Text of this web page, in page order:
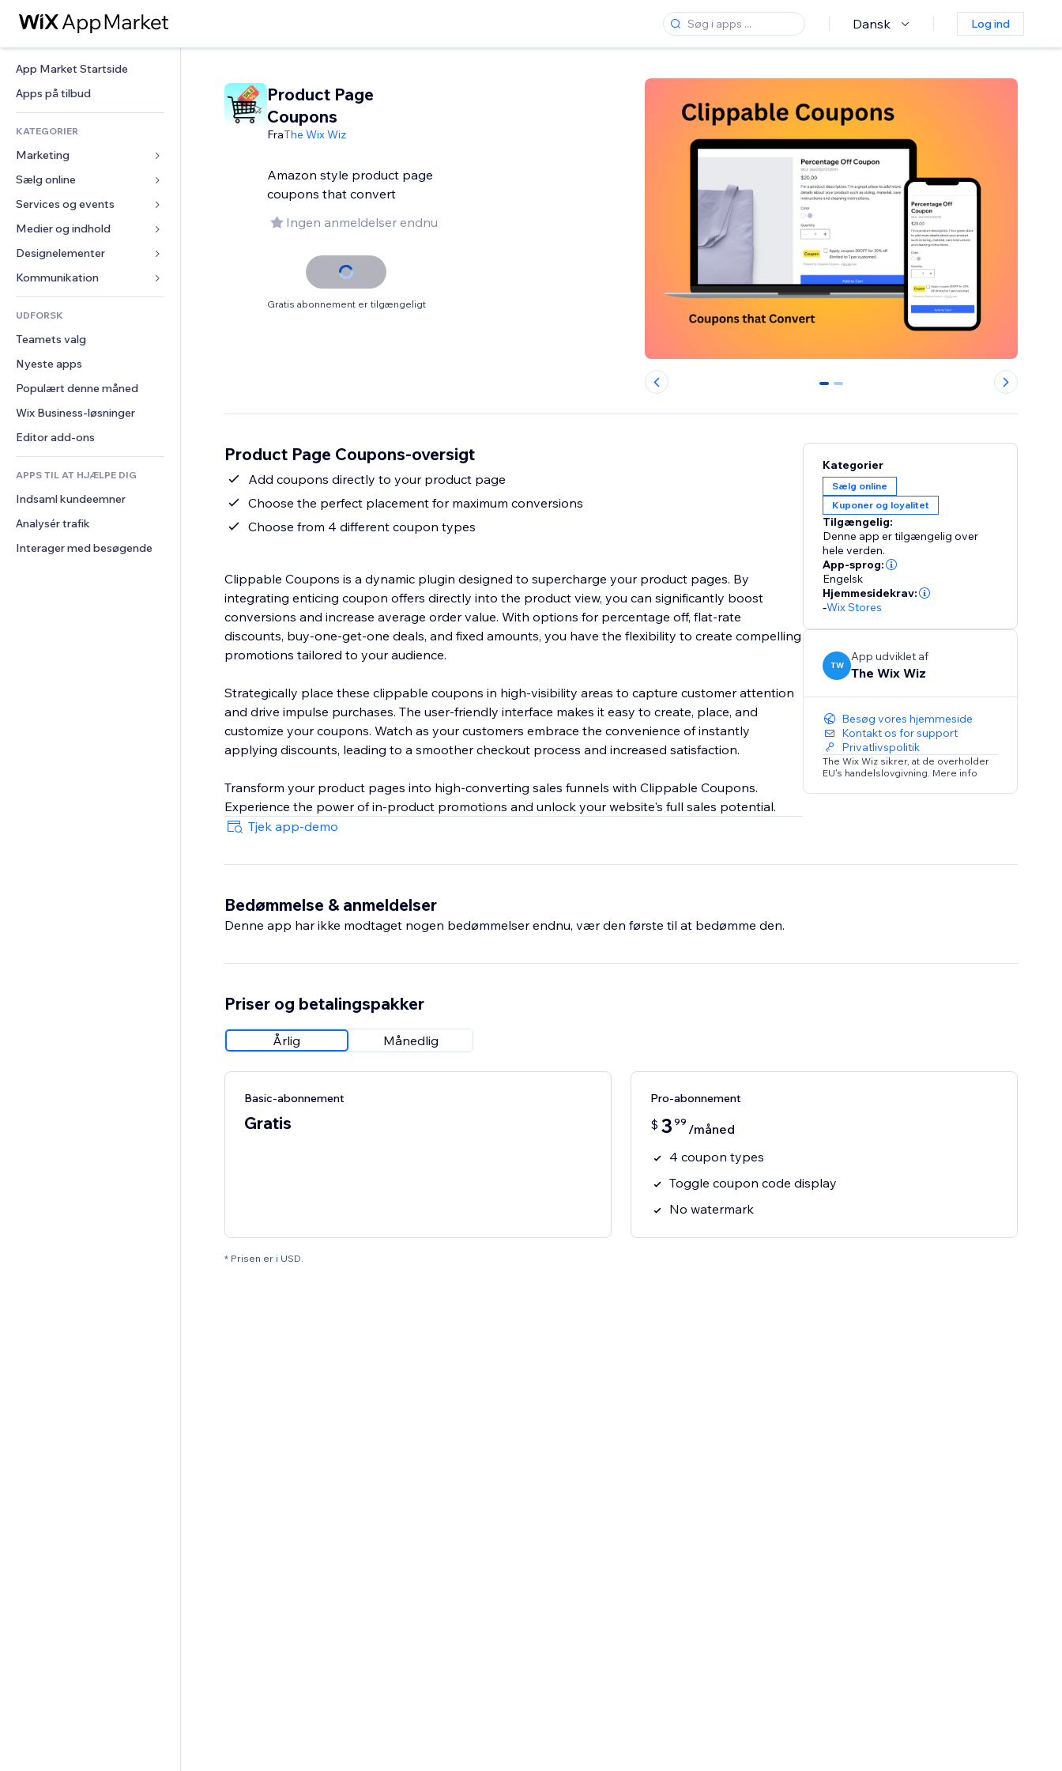
Dansk Log ind
App Market Startside
Apps på tilbud
KATEGORIER
Marketing
Annoncer
Mobil
Statistikker
Hjemmesideregister
E-mail
Sælg online
Apps til Webshops
Forsendelse og levering
Sælg-knapper
Bogføring
Kuponer og loyalitet
Lagerløsninger
Services og events
Hoteller
Events
Restauranter
Ejendomshandel
Bookinger
Medier og indhold
Galleri
Musik
Podcasts
Fotografi
Video
PDF
Fildeling
Nyheder
Designelementer
Kort og Navigation
Privatliv & Sikkerhed
Ur
Sideskabeloner
Billedeffekter
Knapper og menuer
Bannere og badges
Lommeregnere
Søg
Vejr
Diagrammer og tabeller
Formularer
Meningsmålinger
Chat
Kommentarer
Telefon
Fællesskab
Anmeldelser og anbefalinger
CRM
UDFORSK
Teamets valg
Nyeste apps
Populært denne måned
Wix Business-løsninger
Editor add-ons
APPS TIL AT HJÆLPE DIG
Indsaml kundeemner
Analysér trafik
Interager med besøgende
Product Page
Coupons
FraThe Wix Wiz
Amazon style product page
coupons that convert
Ingen anmeldelser endnu
Gratis abonnement er tilgængeligt
0 1
Product Page Coupons-oversigt
Add coupons directly to your product page
Choose the perfect placement for maximum conversions
Choose from 4 different coupon types
Clippable Coupons is a dynamic plugin designed to supercharge your product pages. By
integrating enticing coupon offers directly into the product view, you can significantly boost
conversions and increase average order value. With options for percentage off, flat-rate
discounts, buy-one-get-one deals, and fixed amounts, you have the flexibility to create compelling
promotions tailored to your audience.
Strategically place these clippable coupons in high-visibility areas to capture customer attention
and drive impulse purchases. The user-friendly interface makes it easy to create, place, and
customize your coupons. Watch as your customers embrace the convenience of instantly
applying discounts, leading to a smoother checkout process and increased satisfaction.
Transform your product pages into high-converting sales funnels with Clippable Coupons.
Experience the power of in-product promotions and unlock your website's full sales potential.
Tjek app-demo
Kategorier
Sælg online
Kuponer og loyalitet
Tilgængelig:
Denne app er tilgængelig over
hele verden.
App-sprog:
Engelsk
Hjemmesidekrav:
-Wix Stores
TW
App udviklet af
The Wix Wiz
Besøg vores hjemmeside
Kontakt os for support
Privatlivspolitik
The Wix Wiz sikrer, at de overholder
EU's handelslovgivning. Mere info
Bedømmelse & anmeldelser
Denne app har ikke modtaget nogen bedømmelser endnu, vær den første til at bedømme den.
Priser og betalingspakker
Årlig Månedlig
Basic-abonnement
Gratis
Pro-abonnement
$ 3 99 /måned
4 coupon types
Toggle coupon code display
No watermark
* Prisen er i USD.